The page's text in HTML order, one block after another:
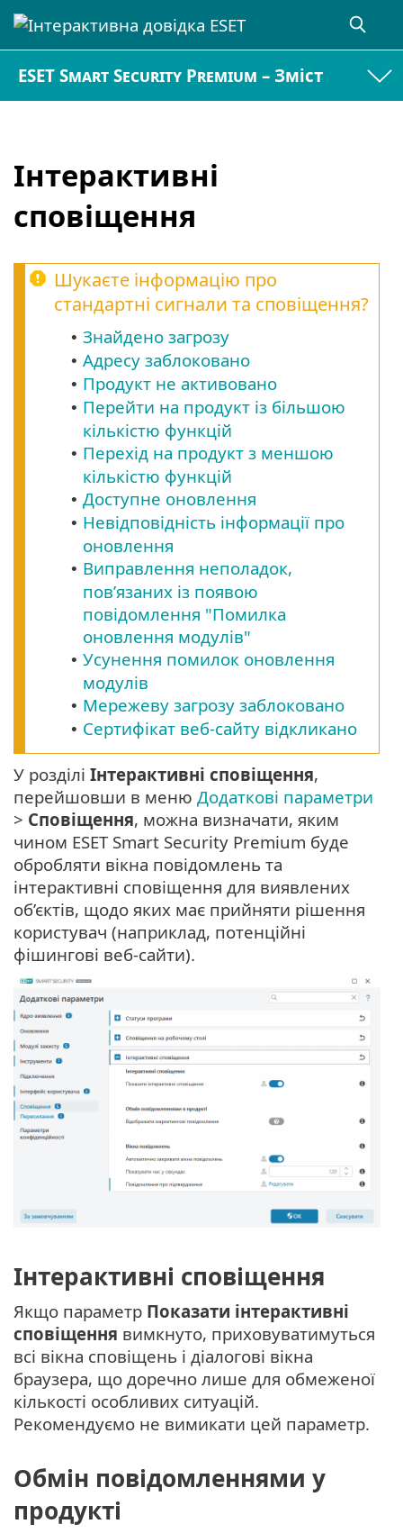
ESET Smart Security Premium – Зміст
Інтерактивні
сповіщення
Шукаєте інформацію про
стандартні сигнали та сповіщення?
• Знайдено загрозу
• Адресу заблоковано
• Продукт не активовано
• Перейти на продукт із більшою
кількістю функцій
• Перехід на продукт з меншою
кількістю функцій
• Доступне оновлення
• Невідповідність інформації про
оновлення
• Виправлення неполадок,
пов’язаних із появою
повідомлення "Помилка
оновлення модулів"
• Усунення помилок оновлення
модулів
• Мережеву загрозу заблоковано
• Сертифікат веб-сайту відкликано
У розділі Інтерактивні сповіщення,
перейшовши в меню Додаткові параметри
> Сповіщення, можна визначати, яким
чином ESET Smart Security Premium буде
обробляти вікна повідомлень та
інтерактивні сповіщення для виявлених
об’єктів, щодо яких має прийняти рішення
користувач (наприклад, потенційні
фішингові веб-сайти).
Інтерактивні сповіщення
Якщо параметр Показати інтерактивні
сповіщення вимкнуто, приховуватимуться
всі вікна сповіщень і діалогові вікна
браузера, що доречно лише для обмеженої
кількості особливих ситуацій.
Рекомендуємо не вимикати цей параметр.
Обмін повідомленнями у
продукті